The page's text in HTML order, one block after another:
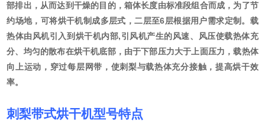
部排出，从而达到干燥的目的，箱体长度由标准段组合而成，为了节
约场地，可将烘干机制成多层式，二层至6层根据用户需求定制。载
热体由风机引入到烘干机内部,引风机产生的风速、风压使载热体充
分、均匀的散布在烘干机底部，由于下部压力大于上面压力，载热体
向上运动，穿过每层网带，使刺梨与载热体充分接触，提高烘干效
率。
刺梨带式烘干机型号特点